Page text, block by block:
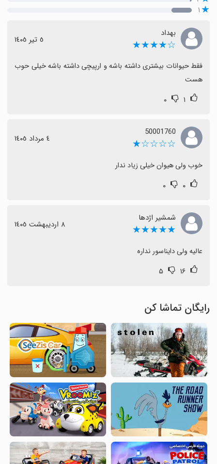
۱
بهداد
☆★★★★ ٥ تیر ١٤٠٥
هست
۱ ۰
50001760
☆☆☆☆★ ٤ مرداد ١٤٠٥
خوب ولی هیوان خیلی زیاد ندار
۰ ۰
شمشیر اژدها
★★★★★ ٨ اردیبهشت ١٤٠٥
عالیه ولی دایناسور نداره
۱۶ ۵
رایگان تماشا کن